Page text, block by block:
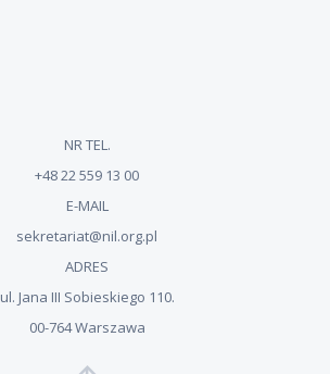
NR TEL.
+48 22 559 13 00
E-MAIL
sekretariat@nil.org.pl
ADRES
ul. Jana III Sobieskiego 110.
00-764 Warszawa